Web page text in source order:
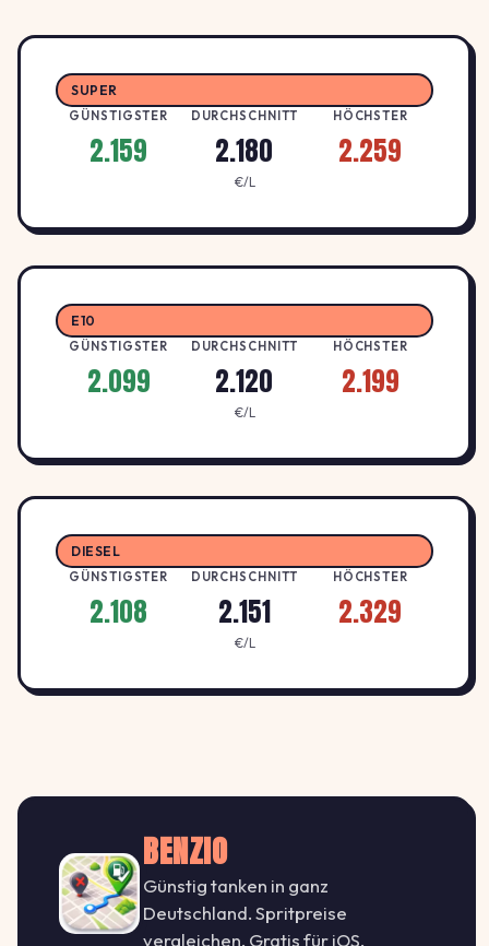
A
Aral Tankstelle
Ludwig-Hupfeld-Straße 15, 4178 Leipzig
2.169
↓ -1.8%
€/L
Aral Tankstelle 2.229
A
ARAL
↓ -1.8%
€/L
Bavaria Petrol
€/L
B
Bavaria Petrol
BAVARIA PETROL
Lützner Straße 535, 4205 Leipzig
2.159
↓ -0.9%
Schomburgkstr. 8-10, 4179 Leipzig
E
ELAN
E
Esso Tankstelle
ESSO
MAXIMILIANALLEE 26 , 4129 LEIPZIG
SUPER
GÜNSTIGSTER
2.159
DURCHSCHNITT
2.180
HÖCHSTER
2.259
€/L
E10
GÜNSTIGSTER
2.099
DURCHSCHNITT
2.120
HÖCHSTER
2.199
€/L
DIESEL
GÜNSTIGSTER
2.108
DURCHSCHNITT
2.151
HÖCHSTER
2.329
€/L
BENZIO
Günstig tanken in ganz
Deutschland. Spritpreise
vergleichen. Gratis für iOS.